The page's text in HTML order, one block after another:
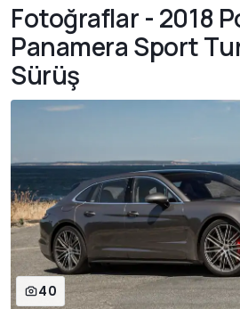
Fotoğraflar - 2018
Panamera Sport
Sürüş
40